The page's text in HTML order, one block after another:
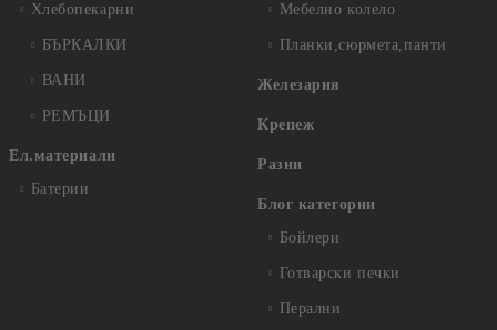
Хлебопекарни
БЪРКАЛКИ
ВАНИ
РЕМЪЦИ
Ел.материали
Батерии
Мебелно колело
Планки,сюрмета,панти
Железария
Крепеж
Разни
Блог категории
Бойлери
Готварски печки
Перални